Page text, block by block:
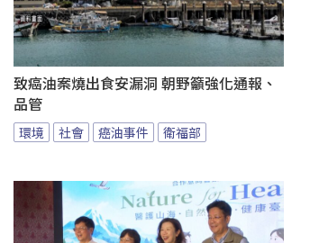
致癌油案燒出食安漏洞 朝野籲強化通報、
品管
環境 社會 癌油事件 衛福部